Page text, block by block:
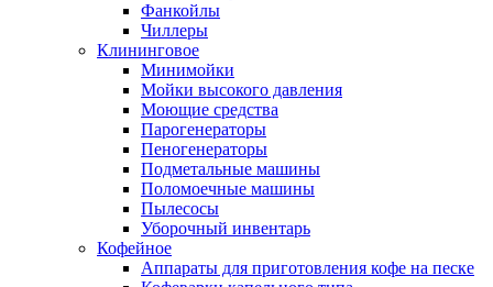
Фанкойлы
Чиллеры
Клининговое
Минимойки
Мойки высокого давления
Моющие средства
Парогенераторы
Пеногенераторы
Подметальные машины
Поломоечные машины
Пылесосы
Уборочный инвентарь
Кофейное
Аппараты для приготовления кофе на песке